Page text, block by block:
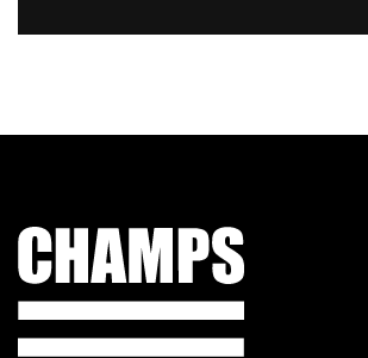
Champs Sport